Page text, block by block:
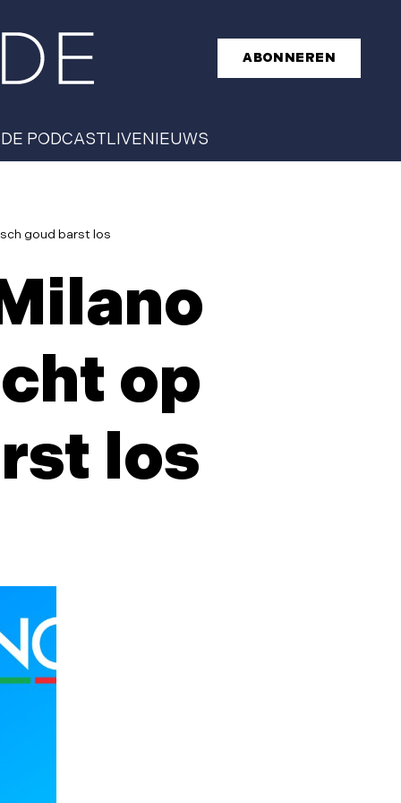
ABONNEREN
DE PODCASTLIVENIEUWS
goud barst los
op
los